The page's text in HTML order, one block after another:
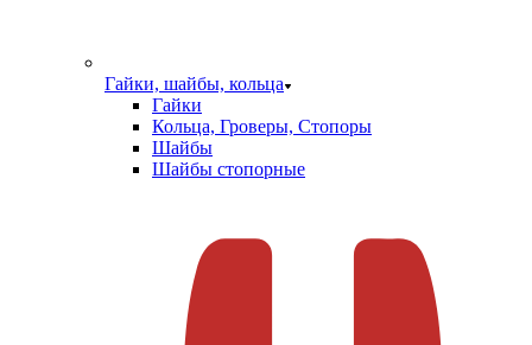
Гайки, шайбы, кольца
Гайки
Кольца, Гроверы, Стопоры
Шайбы
Шайбы стопорные